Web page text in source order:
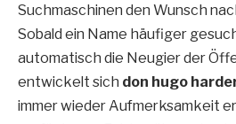
Suchmaschinen den Wunsch
Sobald ein Name häufiger
automatisch die Neugier der
entwickelt sich don hugo
immer wieder Aufmerksamkeit